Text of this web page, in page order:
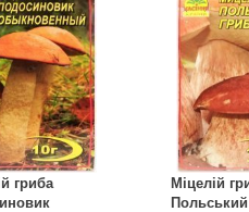
гриба
Міцелій